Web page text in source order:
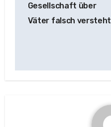
Gesellschaft über
Väter falsch versteht